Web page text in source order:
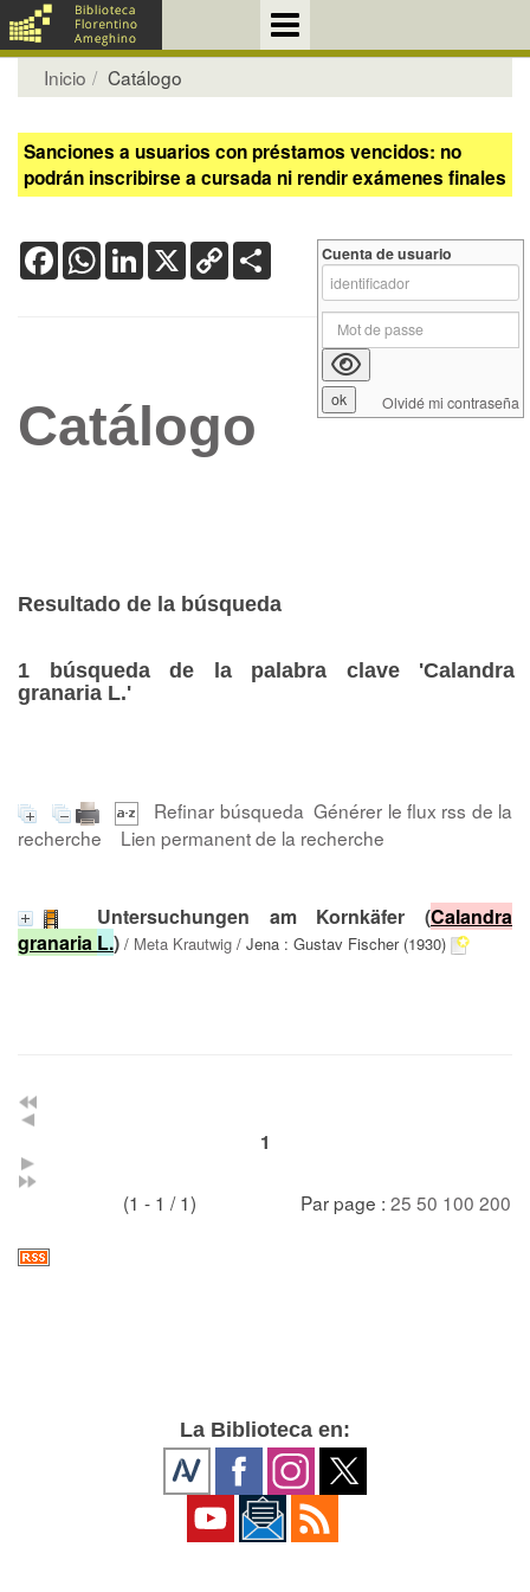
Inicio Catálogo
Sanciones a usuarios con préstamos vencidos: no
podrán inscribirse a cursada ni rendir exámenes finales
FacebookWhatsApp
LinkedIn
X Copy
Link
Catálogo
Resultado de la búsqueda
1 búsqueda de la palabra clave 'Calandra
granaria L.'
Refinar búsqueda Générer le flux rss de la
recherche
Lien permanent de la recherche
Untersuchungen am Kornkäfer (Calandra
granaria L.) / Meta Krautwig / Jena : Gustav Fischer (1930)
1
(1 - 1 / 1) Par page : 25 50 100 200
Cuenta de usuario
Olvidé mi contraseña
La Biblioteca en: